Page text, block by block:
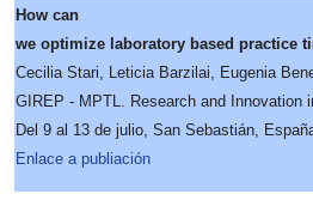
How can
we optimize laboratory based practice
Cecilia Stari, Leticia Barzilai, Eugenia
GIREP - MPTL. Research and
Del 9 al 13 de julio, San Sebastián,
Enlace a publiación